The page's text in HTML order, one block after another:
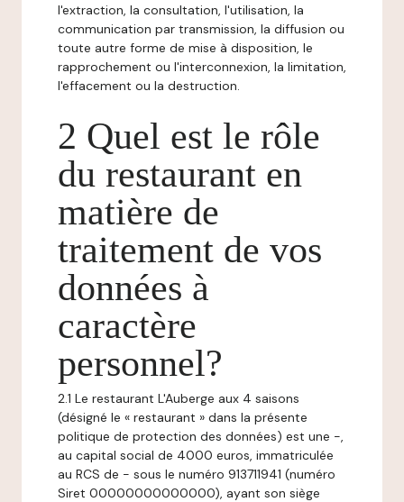
l'extraction, la consultation, l'utilisation, la
communication par transmission, la diffusion ou
toute autre forme de mise à disposition, le
rapprochement ou l'interconnexion, la limitation,
l'effacement ou la destruction.
2 Quel est le rôle
du restaurant en
matière de
traitement de vos
données à
caractère
personnel?
2.1 Le restaurant L'Auberge aux 4 saisons
(désigné le « restaurant » dans la présente
politique de protection des données) est une -,
au capital social de 4000 euros, immatriculée
au RCS de - sous le numéro 913711941 (numéro
Siret 00000000000000), ayant son siège